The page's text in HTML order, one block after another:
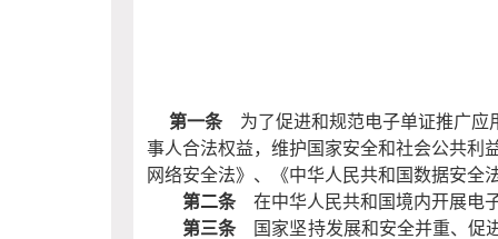
第一条为了促进和规范电子单证推广应
事人合法权益，维护国家安全和社会公共利
网络安全法》、《中华人民共和国数据安全
第二条在中华人民共和国境内开展电
第三条国家坚持发展和安全并重、促